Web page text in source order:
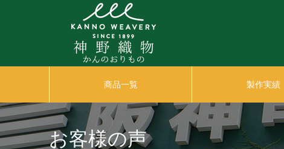
商品一覧 製作実績
お客様の声